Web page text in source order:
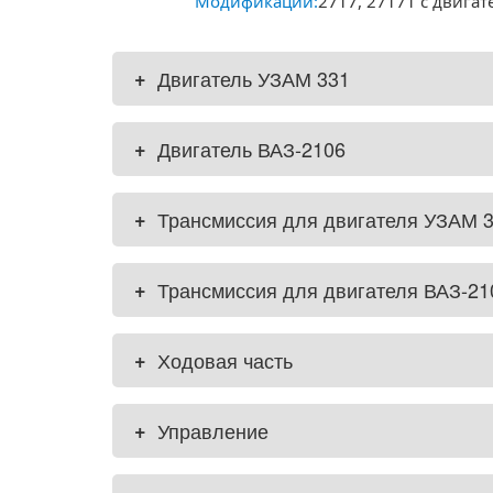
+ Двигатель УЗАМ 331
+ Двигатель ВАЗ-2106
+ Трансмиссия для двигателя УЗАМ
+ Трансмиссия для двигателя ВАЗ-
+ Ходовая часть
+ Управление